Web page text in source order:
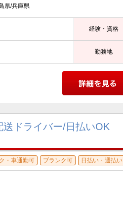
県/兵庫県
経験・資格
勤務地
送ドライバー/日払いOK
・車通勤可 ブランク可 日払い・週払い